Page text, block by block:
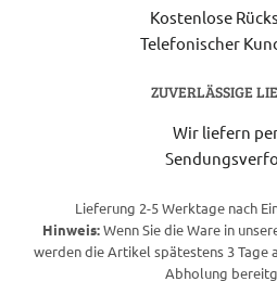
Kostenlose
Telefonischer
ZUVERLÄSSIGE
Wir liefern per
Lieferung 2-5 Werktage nach
Hinweis:Wenn Sie die Ware in
werden die Artikel spätestens 3 Tage
Abholung